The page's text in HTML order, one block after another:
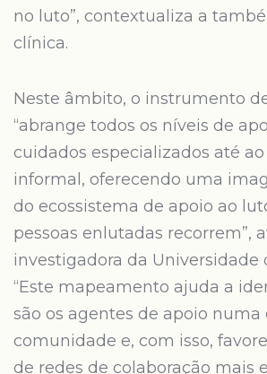
no luto”, contextualiza a
clínica.
Neste âmbito, o instrumento
“abrange todos os níveis de
cuidados especializados até
informal, oferecendo uma
do ecossistema de apoio ao
pessoas enlutadas recorrem”,
investigadora da Universidade
“Este mapeamento ajuda a
são os agentes de apoio
comunidade e, com isso,
de redes de colaboração mais